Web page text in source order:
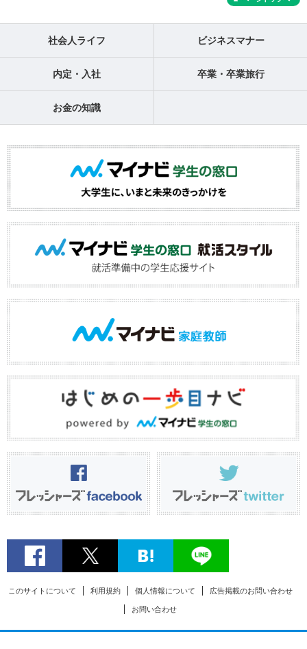
社会人ライフ ビジネスマナー
内定・入社 卒業・卒業旅行
お金の知識
このサイトについて 利用規約 個人情報について 広告掲載のお問い合わせ
お問い合わせ